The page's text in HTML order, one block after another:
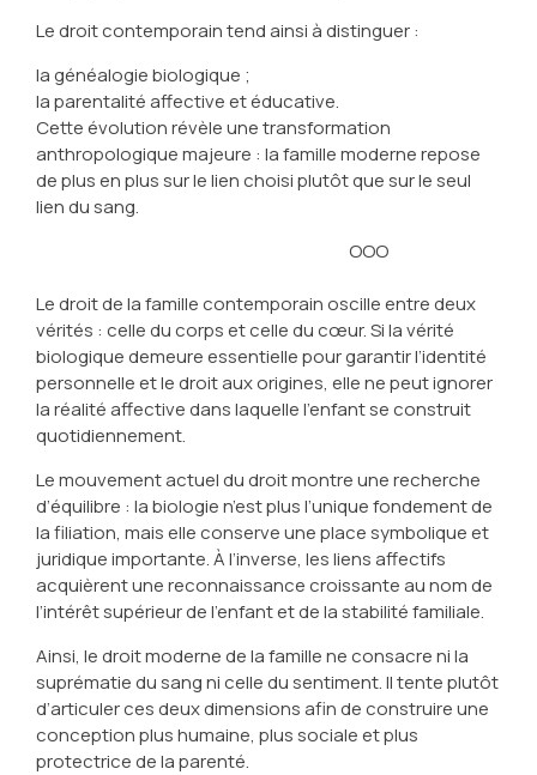
Le droit contemporain tend ainsi à distinguer :
la généalogie biologique ;
la parentalité affective et éducative.
Cette évolution révèle une transformation
anthropologique majeure : la famille moderne repose
de plus en plus sur le lien choisi plutôt que sur le seul
lien du sang.
OOO
Le droit de la famille contemporain oscille entre deux
vérités : celle du corps et celle du cœur. Si la vérité
biologique demeure essentielle pour garantir l’identité
personnelle et le droit aux origines, elle ne peut ignorer
la réalité affective dans laquelle l’enfant se construit
quotidiennement.
Le mouvement actuel du droit montre une recherche
d’équilibre : la biologie n’est plus l’unique fondement de
la filiation, mais elle conserve une place symbolique et
juridique importante. À l’inverse, les liens affectifs
acquièrent une reconnaissance croissante au nom de
l’intérêt supérieur de l’enfant et de la stabilité familiale.
Ainsi, le droit moderne de la famille ne consacre ni la
suprématie du sang ni celle du sentiment. Il tente plutôt
d’articuler ces deux dimensions afin de construire une
conception plus humaine, plus sociale et plus
protectrice de la parenté.